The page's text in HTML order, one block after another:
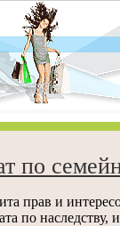
по
прав и
по